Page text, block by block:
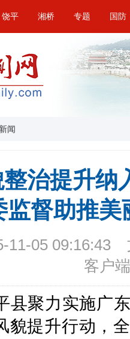
饶平 湘桥 专题 国防
闻
治提升纳
监督助推美
11-05 09:16:43
客户端
县聚力实施广
貌提升行动，